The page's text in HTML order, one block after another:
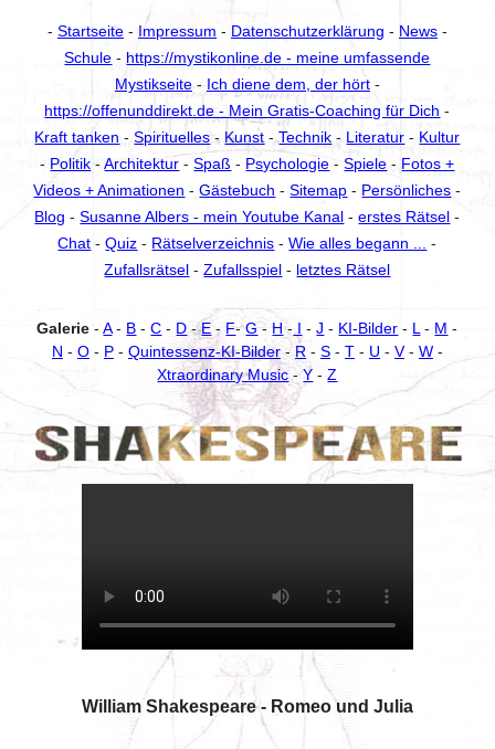
- Startseite- Impressum - Datenschutzerklärung - News-
Schule - https://mystikonline.de - meine umfassende
Mystikseite- Ich diene dem, der hört-
https://offenunddirekt.de - Mein Gratis-Coaching für Dich -
Kraft tanken -Spirituelles- Kunst -Technik - Literatur - Kultur
- Politik -Architektur -Spaß - Psychologie -Spiele - Fotos +
Videos + Animationen -Gästebuch -Sitemap - Persönliches -
Blog -Susanne Albers - mein Youtube Kanal -erstes Rätsel -
Chat -Quiz - Rätselverzeichnis -Wie alles begann ...
-
Zufallsrätsel -Zufallsspiel - letztes Rätsel
Galerie -A- B -C - D-E - F-G- H- I -J - KI-Bilder - L - M -
N - O- P- Quintessenz-KI-Bilder- R - S- T- U - V- W-
Xtraordinary Music -Y -Z
William Shakespeare - Romeo und Julia